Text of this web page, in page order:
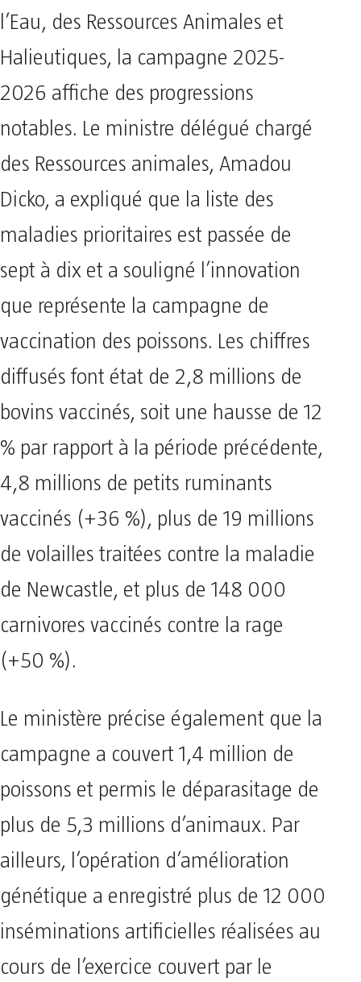
l’Eau, des Ressources Animales et
Halieutiques, la campagne 2025-
2026 affiche des progressions
notables. Le ministre délégué chargé
des Ressources animales, Amadou
Dicko, a expliqué que la liste des
maladies prioritaires est passée de
sept à dix et a souligné l’innovation
que représente la campagne de
vaccination des poissons. Les chiffres
diffusés font état de 2,8 millions de
bovins vaccinés, soit une hausse de 12
% par rapport à la période précédente,
4,8 millions de petits ruminants
vaccinés (+36 %), plus de 19 millions
de volailles traitées contre la maladie
de Newcastle, et plus de 148 000
carnivores vaccinés contre la rage
(+50 %).
Le ministère précise également que la
campagne a couvert 1,4 million de
poissons et permis le déparasitage de
plus de 5,3 millions d’animaux. Par
ailleurs, l’opération d’amélioration
génétique a enregistré plus de 12 000
inséminations artificielles réalisées au
cours de l’exercice couvert par le